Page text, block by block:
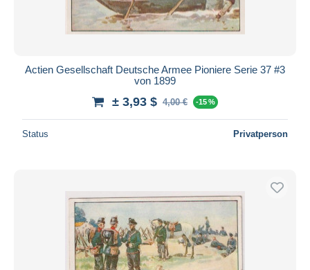
Actien Gesellschaft Deutsche Armee Pioniere Serie 37 #3
von 1899
± 3,93 $ 4,00 € -15 %
Status Privatperson